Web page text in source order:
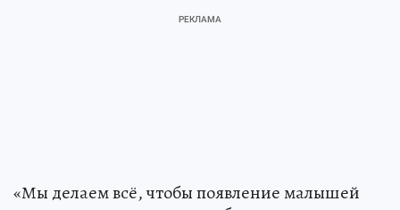
«Мы делаем всё, чтобы появление малышей